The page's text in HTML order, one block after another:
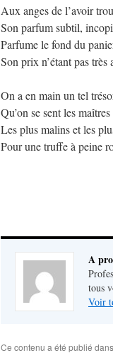
Aux anges de l’avoir
Son parfum subtil,
Parfume le fond du
Son prix n’étant pas très
On a en main un tel
Qu’on se sent les
Les plus malins et les
Pour une truffe à peine
A
tous
Voir
Ce contenu a été publié dans